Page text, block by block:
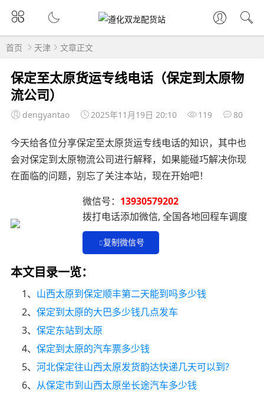
首页 天津 文章正文
保定至太原货运专线电话（保定到太原物
流公司）
dengyantao 2025年11月19日 20:10 119 80
今天给各位分享保定至太原货运专线电话的知识，其中也
会对保定到太原物流公司进行解释，如果能碰巧解决你现
在面临的问题，别忘了关注本站，现在开始吧！
微信号： 13930579202
拨打电话添加微信, 全国各地回程车调度
复制微信号
本文目录一览：
1、 山西太原到保定顺丰第二天能到吗多少钱
2、保定到太原的大巴多少钱几点发车
3、保定东站到太原
4、保定到太原的汽车票多少钱
5、河北保定往山西太原发货韵达快递几天可以到?
6、 从保定市到山西太原坐长途汽车多少钱